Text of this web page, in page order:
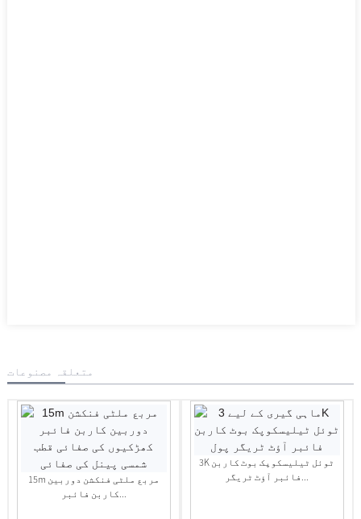
متعلقہ مصنوعات
15m مربع ملٹی فنکشن دوربین
3K ٹوئل ٹیلیسکوپک بوٹ کاربن